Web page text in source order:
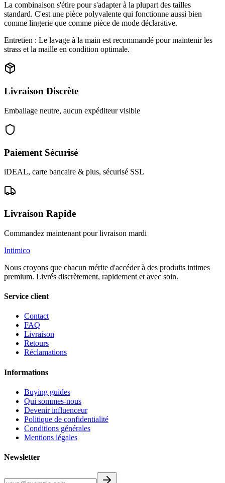
La combinaison s'étire pour s'adapter à la plupart des tailles
standard. C'est une pièce polyvalente qui fonctionne aussi bien
comme lingerie que comme pièce de mode déclarative.
Entretien : Le lavage à la main est recommandé pour maintenir les
strass et la maille en condition optimale.
Livraison Discrète
Emballage neutre, aucun expéditeur visible
Paiement Sécurisé
iDEAL, carte bancaire & plus, sécurisé SSL
Livraison Rapide
Commandez maintenant pour livraison mardi
Intimico
Nous croyons que chacun mérite d'accéder à des produits intimes
premium. Livrés discrètement, rapidement et avec soin.
Service client
Contact
FAQ
Livraison
Retours
Réclamations
Informations
Buying guides
Qui sommes-nous
Devenir influenceur
Politique de confidentialité
Conditions générales
Mentions légales
Newsletter